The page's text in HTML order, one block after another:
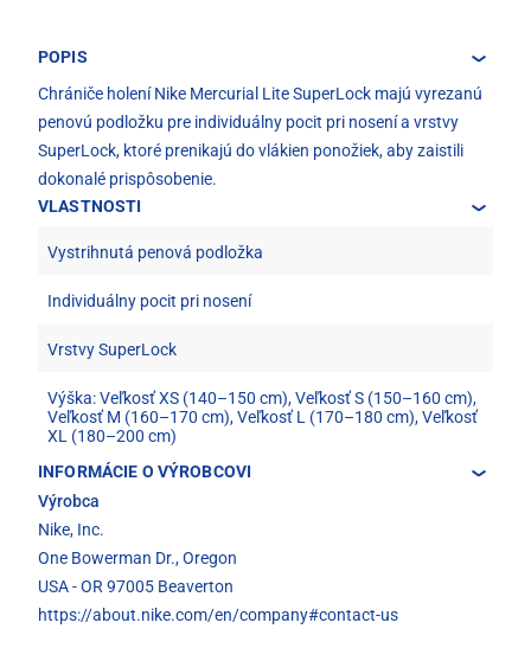
POPIS
Chrániče holení Nike Mercurial Lite SuperLock majú vyrezanú
penovú podložku pre individuálny pocit pri nosení a vrstvy
SuperLock, ktoré prenikajú do vlákien ponožiek, aby zaistili
dokonalé prispôsobenie.
VLASTNOSTI
Vystrihnutá penová podložka
Individuálny pocit pri nosení
Vrstvy SuperLock
Výška: Veľkosť XS (140–150 cm), Veľkosť S (150–160 cm),
Veľkosť M (160–170 cm), Veľkosť L (170–180 cm), Veľkosť
XL (180–200 cm)
INFORMÁCIE O VÝROBCOVI
Výrobca
Nike, Inc.
One Bowerman Dr., Oregon
USA - OR 97005 Beaverton
https://about.nike.com/en/company#contact-us